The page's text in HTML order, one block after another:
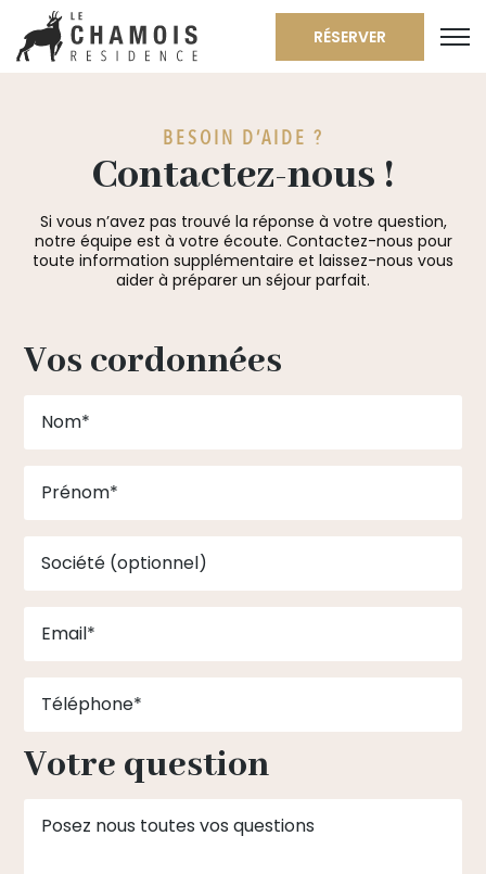
RÉSERVER
BESOIN D’AIDE ?
Contactez-nous !
Si vous n’avez pas trouvé la réponse à votre question,
notre équipe est à votre écoute. Contactez-nous pour
toute information supplémentaire et laissez-nous vous
aider à préparer un séjour parfait.
Vos cordonnées
Votre question